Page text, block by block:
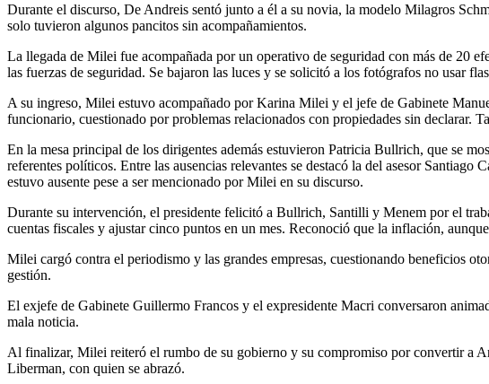
Durante el discurso, De Andreis sentó junto a él a su novia, la modelo Milagros
solo tuvieron algunos pancitos sin acompañamientos.
La llegada de Milei fue acompañada por un operativo de seguridad con más de 20
las fuerzas de seguridad. Se bajaron las luces y se solicitó a los fotógrafos no usar
A su ingreso, Milei estuvo acompañado por Karina Milei y el jefe de Gabinete
funcionario, cuestionado por problemas relacionados con propiedades sin declarar.
En la mesa principal de los dirigentes además estuvieron Patricia Bullrich, que se
referentes políticos. Entre las ausencias relevantes se destacó la del asesor
estuvo ausente pese a ser mencionado por Milei en su discurso.
Durante su intervención, el presidente felicitó a Bullrich, Santilli y Menem por el
cuentas fiscales y ajustar cinco puntos en un mes. Reconoció que la inflación,
Milei cargó contra el periodismo y las grandes empresas, cuestionando beneficios
gestión.
El exjefe de Gabinete Guillermo Francos y el expresidente Macri conversaron
mala noticia.
Al finalizar, Milei reiteró el rumbo de su gobierno y su compromiso por convertir a
Liberman, con quien se abrazó.